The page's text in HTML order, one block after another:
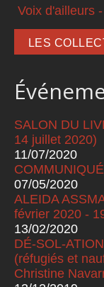
Voix d'ailleurs
LES
SALON DU
14 juillet 2020)
11/07/2020
07/05/2020
ALEIDA
février 2020 -
13/02/2020
DÉ-SOL-
(réfugiés et
Christine